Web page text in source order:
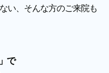
い、そんな方のご来院も
で